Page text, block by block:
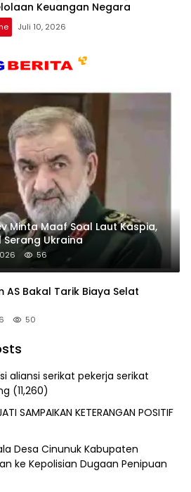
Keuangan Negara
Juli 10, 2026
Minta Maaf Soal Laut Kaspia,
Serang Ukraina
56
AS Bakal Tarik Biaya Selat
50
aliansi serikat pekerja serikat
(11,260)
SAMPAIKAN KETERANGAN POSITIF
Desa Cinunuk Kabupaten
ke Kepolisian Dugaan Penipuan